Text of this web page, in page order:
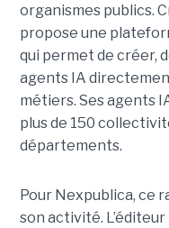
organismes publics.
propose une
qui permet de créer,
agents IA
métiers. Ses agents
plus de 150
départements.
Pour Nexpublica, ce
son activité.